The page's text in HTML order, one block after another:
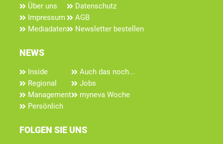
Über uns
Impressum
Mediadaten
Datenschutz
AGB
Newsletter bestellen
NEWS
Inside
Regional
Management
Persönlich
Auch das noch...
Jobs
myneva Woche
FOLGEN SIE UNS